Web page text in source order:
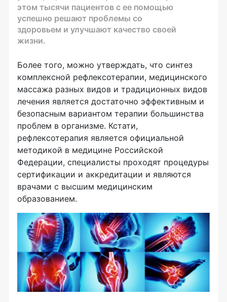
этом тысячи пациентов с ее помощью
успешно решают проблемы со
здоровьем и улучшают качество своей
жизни.
Более того, можно утверждать, что синтез
комплексной рефлексотерапии, медицинского
массажа разных видов и традиционных видов
лечения является достаточно эффективным и
безопасным вариантом терапии большинства
проблем в организме. Кстати,
рефлексотерапия является официальной
методикой в медицине Российской
Федерации, специалисты проходят процедуры
сертификации и аккредитации и являются
врачами с высшим медицинским
образованием.